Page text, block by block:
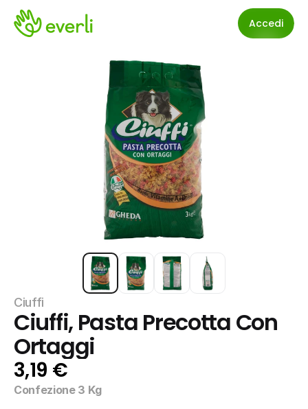
Accedi
Ciuffi
Ciuffi, Pasta Precotta Con
Ortaggi
3,19 €
Confezione 3 Kg